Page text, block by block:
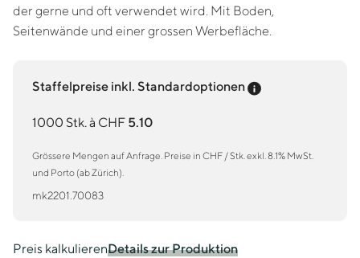
der gerne und oft verwendet wird. Mit Boden,
Seitenwände und einer grossen Werbefläche.
Staffelpreise inkl. Standardoptionen Preis-Tooltip
1000 Stk. à CHF 5.10
Grössere Mengen auf Anfrage. Preise in CHF / Stk. exkl. 8.1% MwSt.
und Porto (ab Zürich).
mk2201.70083
Preis kalkulierenDetails zur Produktion